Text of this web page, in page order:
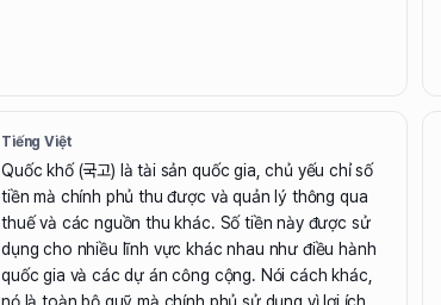
Tiếng Việt
Quốc khố (국고) là tài sản quốc gia, chủ yếu chỉ số
tiền mà chính phủ thu được và quản lý thông qua
thuế và các nguồn thu khác. Số tiền này được sử
dụng cho nhiều lĩnh vực khác nhau như điều hành
quốc gia và các dự án công cộng. Nói cách khác,